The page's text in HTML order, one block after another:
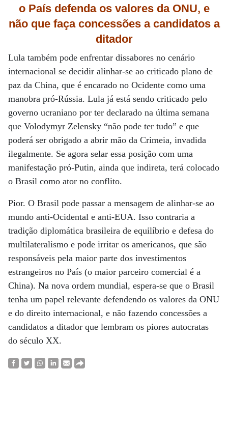
o País defenda os valores da ONU, e
não que faça concessões a candidatos a
ditador
Lula também pode enfrentar dissabores no cenário
internacional se decidir alinhar-se ao criticado plano de
paz da China, que é encarado no Ocidente como uma
manobra pró-Rússia. Lula já está sendo criticado pelo
governo ucraniano por ter declarado na última semana
que Volodymyr Zelensky “não pode ter tudo” e que
poderá ser obrigado a abrir mão da Crimeia, invadida
ilegalmente. Se agora selar essa posição com uma
manifestação pró-Putin, ainda que indireta, terá colocado
o Brasil como ator no conflito.
Pior. O Brasil pode passar a mensagem de alinhar-se ao
mundo anti-Ocidental e anti-EUA. Isso contraria a
tradição diplomática brasileira de equilíbrio e defesa do
multilateralismo e pode irritar os americanos, que são
responsáveis pela maior parte dos investimentos
estrangeiros no País (o maior parceiro comercial é a
China). Na nova ordem mundial, espera-se que o Brasil
tenha um papel relevante defendendo os valores da ONU
e do direito internacional, e não fazendo concessões a
candidatos a ditador que lembram os piores autocratas
do século XX.